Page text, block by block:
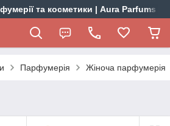
та косметики | Aura Parfums
Парфумерія Жіноча парфумерія